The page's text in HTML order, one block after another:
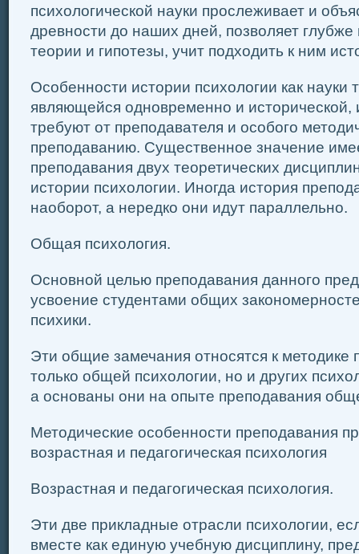
психологической науки прослеживает и
древности до наших дней, позволяет
теории и гипотезы, учит подходить к ним
Особенности истории психологии как науки
являющейся одновременно и исторической,
требуют от преподавателя и особого
преподаванию. Существенное значение
преподавания двух теоретических
истории психологии. Иногда история
наоборот, а нередко они идут параллельно.
Общая психология.
Основной целью преподавания данного
усвоение студентами общих
психики.
Эти общие замечания относятся к методике
только общей психологии, но и других
а основаны они на опыте преподавания
Методические особенности преподавания
возрастная и педагогическая психология
Возрастная и педагогическая психология.
Эти две прикладные отрасли психологии,
вместе как единую учебную дисциплину,